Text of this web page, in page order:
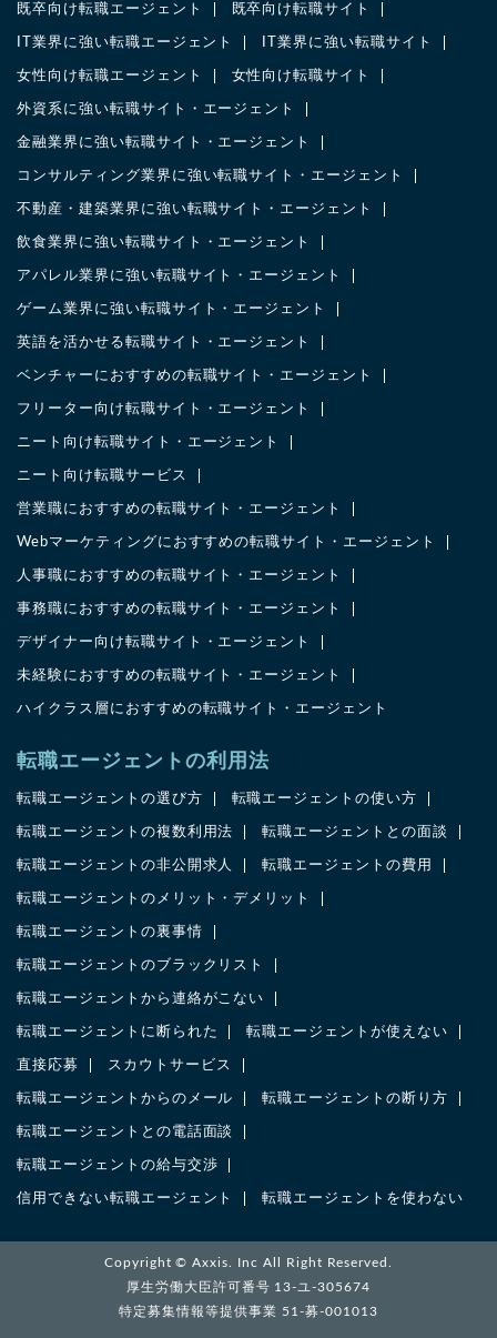
既卒向け転職エージェント 既卒向け転職サイト
IT業界に強い転職エージェント IT業界に強い転職サイト
女性向け転職エージェント 女性向け転職サイト
外資系に強い転職サイト・エージェント
金融業界に強い転職サイト・エージェント
コンサルティング業界に強い転職サイト・エージェント
不動産・建築業界に強い転職サイト・エージェント
飲食業界に強い転職サイト・エージェント
アパレル業界に強い転職サイト・エージェント
ゲーム業界に強い転職サイト・エージェント
英語を活かせる転職サイト・エージェント
ベンチャーにおすすめの転職サイト・エージェント
フリーター向け転職サイト・エージェント
ニート向け転職サイト・エージェント
ニート向け転職サービス
営業職におすすめの転職サイト・エージェント
Webマーケティングにおすすめの転職サイト・エージェント
人事職におすすめの転職サイト・エージェント
事務職におすすめの転職サイト・エージェント
デザイナー向け転職サイト・エージェント
未経験におすすめの転職サイト・エージェント
ハイクラス層におすすめの転職サイト・エージェント
転職エージェントの利用法
転職エージェントの選び方 転職エージェントの使い方
転職エージェントの複数利用法 転職エージェントとの面談
転職エージェントの非公開求人 転職エージェントの費用
転職エージェントのメリット・デメリット
転職エージェントの裏事情
転職エージェントのブラックリスト
転職エージェントから連絡がこない
転職エージェントに断られた 転職エージェントが使えない
直接応募 スカウトサービス
転職エージェントからのメール 転職エージェントの断り方
転職エージェントとの電話面談
転職エージェントの給与交渉
信用できない転職エージェント 転職エージェントを使わない
Copyright ©Axxis. Inc All Right Reserved.
厚生労働大臣許可番号 13-ユ-305674
特定募集情報等提供事業 51-募-001013